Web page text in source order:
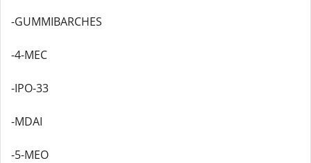
-GUMMIBARCHES
-4-MEC
-IPO-33
-MDAI
-5-MEO